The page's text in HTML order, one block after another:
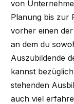
von
Planung bis zur
vorher einen
an dem du
Auszubildende
kannst
stehenden
auch viel